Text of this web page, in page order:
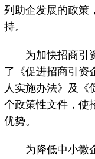
列助企发展的政策
持。
为加快招商引资
了《促进招商引资
人实施办法》及《
个政策性文件，使
优势。
为降低中小微企